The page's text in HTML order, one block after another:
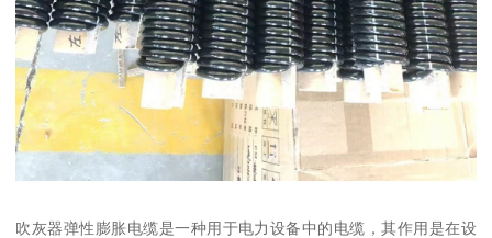
吹灰器弹性膨胀电缆是一种用于电力设备中的电缆，其作用是在设